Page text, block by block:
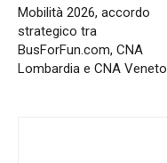
Mobilità 2026, accordo
strategico tra
BusForFun.com, CNA
Lombardia e CNA Veneto